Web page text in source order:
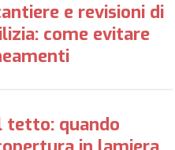
e revisioni di
come evitare
tetto: quando